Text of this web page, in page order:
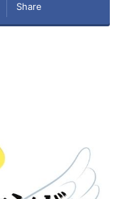
Share